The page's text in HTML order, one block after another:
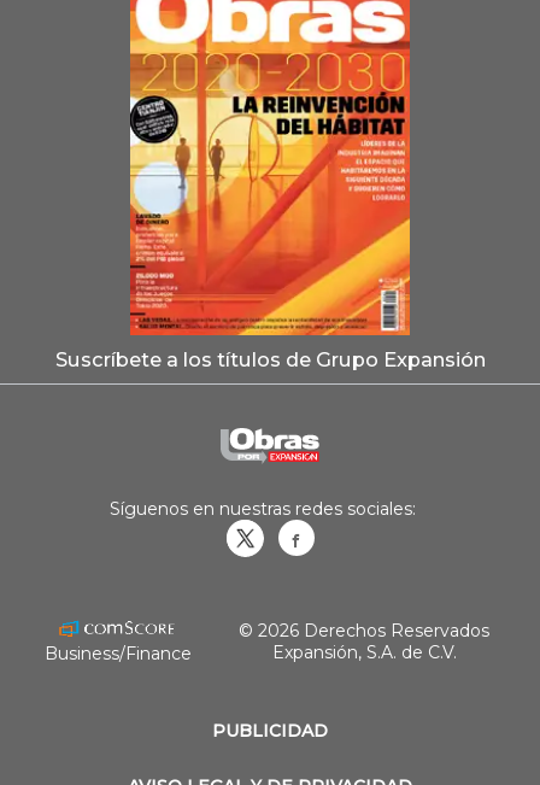
Suscríbete a los títulos de Grupo Expansión
PUBLICIDAD
Síguenos en nuestras redes sociales:
Business/Finance
© 2026 Derechos Reservados
Expansión, S.A. de C.V.